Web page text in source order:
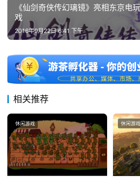
中
文
(
国
《仙剑奇侠传幻璃镜》亮相东京电
戏
2016年9月22日 6:41 下午
相关推荐
休闲游戏 休闲游戏